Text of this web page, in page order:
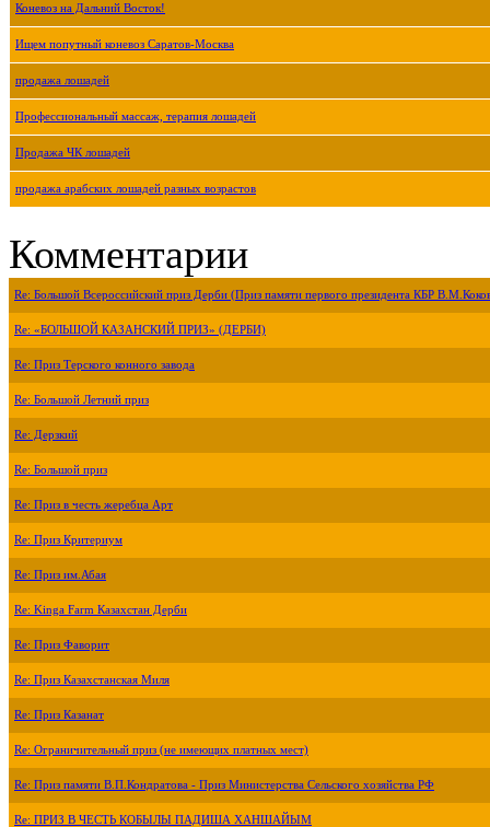
Коневоз на Дальний Восток!
Ищем попутный коневоз Саратов-Москва
продажа лошадей
Профессиональный массаж, терапия лошадей
Продажа ЧК лошадей
продажа арабских лошадей разных возрастов
Комментарии
Re: Большой Всероссийский приз Дерби (Приз памяти первого президента КБР
Re: «БОЛЬШОЙ КАЗАНСКИЙ ПРИЗ» (ДЕРБИ)
Re: Приз Терского конного завода
Re: Большой Летний приз
Re: Дерзкий
Re: Большой приз
Re: Приз в честь жеребца Арт
Re: Приз Критериум
Re: Приз им.Абая
Re: Kinga Farm Казахстан Дерби
Re: Приз Фаворит
Re: Приз Казахстанская Миля
Re: Приз Казанат
Re: Ограничительный приз (не имеющих платных мест)
Re: Приз памяти В.П.Кондратова - Приз Министерства Сельского хозяйства РФ
Re: ПРИЗ В ЧЕСТЬ КОБЫЛЫ ПАДИША ХАНШАЙЫМ